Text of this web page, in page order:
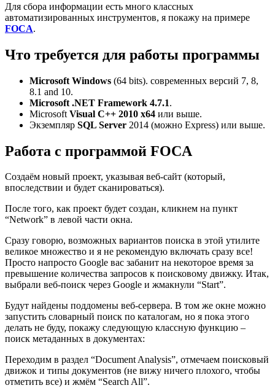
Для сбора информации есть много классных
автоматизированных инструментов, я покажу на примере
FOCA.
Что требуется для работы программы
Microsoft Windows (64 bits). современных версий 7, 8,
8.1 and 10.
Microsoft .NET Framework 4.7.1.
Microsoft Visual C++ 2010 x64 или выше.
Экземпляр SQL Server 2014 (можно Express) или выше.
Работа с программой FOCA
Создаём новый проект, указывая веб-сайт (который,
впоследствии и будет сканироваться).
После того, как проект будет создан, кликнем на пункт
“Network” в левой части окна.
Сразу говорю, возможных вариантов поиска в этой утилите
великое множество и я не рекомендую включать сразу все!
Просто напросто Google вас забанит на некоторое время за
превышение количества запросов к поисковому движку. Итак,
выбрали веб-поиск через Google и жмакнули “Start”.
Будут найдены поддомены веб-сервера. В том же окне можно
запустить словарный поиск по каталогам, но я пока этого
делать не буду, покажу следующую классную функцию –
поиск метаданных в документах:
Переходим в раздел “Document Analysis”, отмечаем поисковый
движок и типы документов (не вижу ничего плохого, чтобы
отметить все) и жмём “Search All”.